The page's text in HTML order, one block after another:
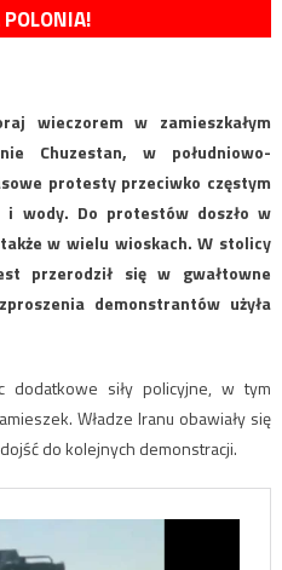
wieczorem w zamieszkałym
Chuzestan, w południowo-
protesty przeciwko częstym
wody. Do protestów doszło w
w wielu wioskach. W stolicy
przerodził się w gwałtowne
demonstrantów użyła
dodatkowe siły policyjne, w tym
Władze Iranu obawiały się
do kolejnych demonstracji.